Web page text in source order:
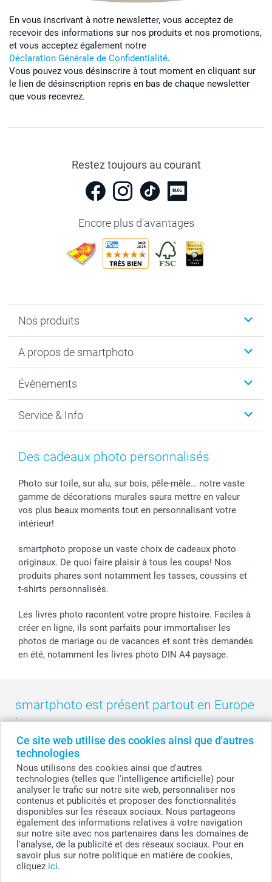
Ce site web utilise des cookies ainsi que d'autres
technologies
Nous utilisons des cookies ainsi que d'autres
technologies (telles que l'intelligence artificielle) pour
analyser le trafic sur notre site web, personnaliser nos
contenus et publicités et proposer des fonctionnalités
disponibles sur les réseaux sociaux. Nous partageons
également des informations relatives à votre navigation
sur notre site avec nos partenaires dans les domaines de
l'analyse, de la publicité et des réseaux sociaux. Pour en
savoir plus sur notre politique en matière de cookies,
cliquez ici.
En vous inscrivant à notre newsletter, vous acceptez de
recevoir des informations sur nos produits et nos promotions,
et vous acceptez également notre
Déclaration Générale de Confidentialité.
Vous pouvez vous désinscrire à tout moment en cliquant sur
le lien de désinscription repris en bas de chaque newsletter
que vous recevrez.
Restez toujours au courant
Encore plus d'avantages
Nos produits
Cadeaux photo
MyNameBook
Développement photo & Tirage photo
Cadres photo & accessoires déco
Stickers & Etiquettes
Chèque Cadeau
A propos de smartphoto
Durabilité
Gestion des cookies
Mentions Légales
Affiliation
Investor Relations
B2B smartbusiness
Évènements
Nouvel An
Fête des Mères
Confirmation ou communion
Mariage
Fête d'anniversaire
Tous les évènements
Service & Info
Tarifs et frais de livraison
Livraison en 48 heures
Modes de Paiement
Identifiez-vous
Statut de ma commande
smarfriends
smartgarantie
smartbonus
Des cadeaux photo personnalisés
Photo sur toile, sur alu, sur bois, pêle-mêle… notre vaste
gamme de décorations murales saura mettre en valeur
vos plus beaux moments tout en personnalisant votre
intérieur!
smartphoto propose un vaste choix de cadeaux photo
originaux. De quoi faire plaisir à tous les coups! Nos
produits phares sont notamment les tasses, coussins et
t-shirts personnalisés.
Les livres photo racontent votre propre histoire. Faciles à
créer en ligne, ils sont parfaits pour immortaliser les
photos de mariage ou de vacances et sont très demandés
en été, notamment les livres photo DIN A4 paysage.
smartphoto est présent partout en Europe
:
België - Belgique - Danmark - Deutschland - France - Ireland
- Nederland - Norge
Switzerland - Suomi - Sverige - United Kingdom
Other Countries
Tous les prix sont en francs suisses (CHF), TVA incluse et hors frais de port.